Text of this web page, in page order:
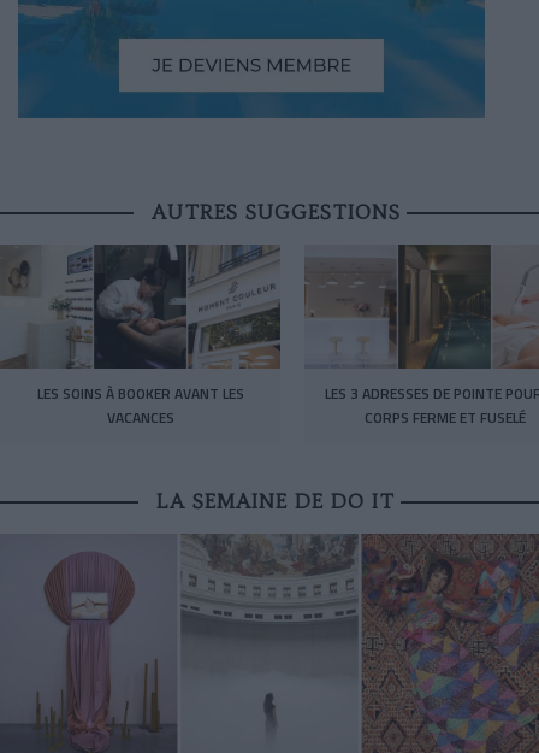
AUTRES SUGGESTIONS
LES SOINS À BOOKER AVANT LES
VACANCES
LES 3 ADRESSES DE POINTE
CORPS FERME ET FUSELÉ
LA SEMAINE DE DO IT